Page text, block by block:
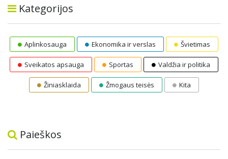
Kategorijos
Aplinkosauga Ekonomika ir verslas Švietimas
Sveikatos apsauga Sportas Valdžia ir politika
Žiniasklaida Žmogaus teisės Kita
Paieškos